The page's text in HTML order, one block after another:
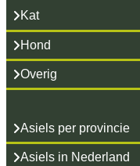
Kat
Hond
Overig
Asiels per provincie
Asiels in Nederland